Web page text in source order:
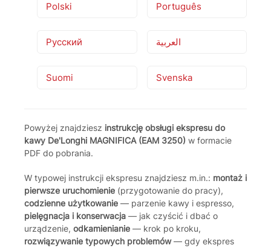
Polski Português
Русский العربية
Suomi Svenska
Powyżej znajdziesz instrukcję obsługi ekspresu do
kawy De'Longhi MAGNIFICA (EAM 3250) w formacie
PDF do pobrania.
W typowej instrukcji ekspresu znajdziesz m.in.: montaż i
pierwsze uruchomienie (przygotowanie do pracy),
codzienne użytkowanie — parzenie kawy i espresso,
pielęgnacja i konserwacja — jak czyścić i dbać o
urządzenie, odkamienianie — krok po kroku,
rozwiązywanie typowych problemów— gdy ekspres